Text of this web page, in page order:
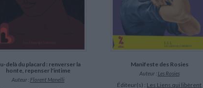
delà du placard : renverser la
honte, repenser l'intime
Auteur : Florent Manelli
Manifeste des Rosies
Auteur : Les Rosies
Éditeur(s) : Les Liens qui libèrent